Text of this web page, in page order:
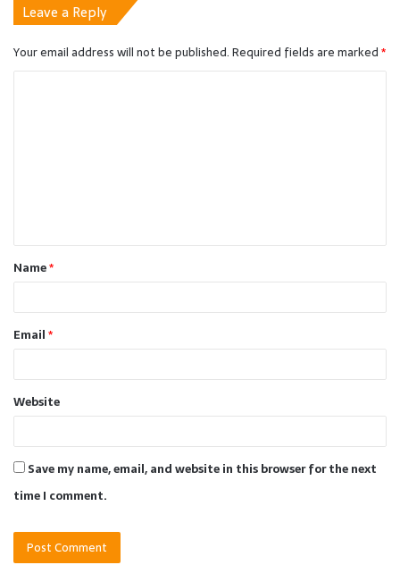
Leave a Reply
Your email address will not be published.Required fields are marked*
t
*Name*
Email*
Website
Save my name, email, and website in this browser for the next
time I comment.